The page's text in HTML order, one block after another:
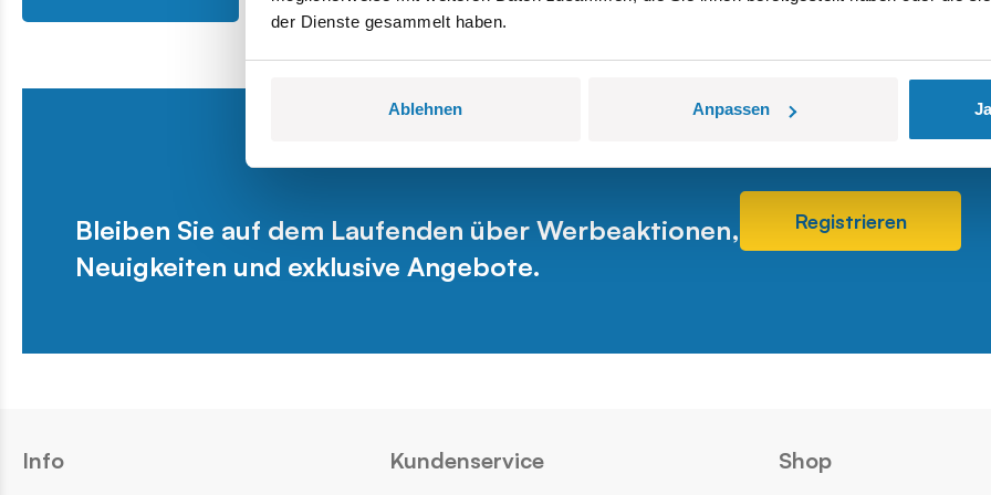
der Dienste gesammelt haben.
Ablehnen Anpassen
Bleiben Sie auf dem Laufenden über Werbeaktionen,
Neuigkeiten und exklusive Angebote.
Registrieren
Info Kundenservice Shop